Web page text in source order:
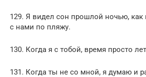
129. Я видел сон прошлой ночью, как
с нами по пляжу.
130. Когда я с тобой, время просто
131. Когда ты не со мной, я думаю и